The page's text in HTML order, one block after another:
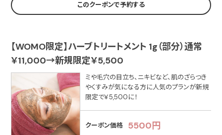
このクーポンで予約する
【WOMO限定】ハーブトリートメント 1g（部分）通常
￥11,000→新規限定￥5,500
ミや毛穴の目立ち、ニキビなど、肌のざらつき
やくすみが気になる方に人気のプランが新規
限定で￥5,500に！
クーポン価格 5500円